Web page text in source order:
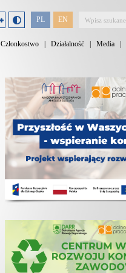
PL EN
Członkostwo Działalność Media